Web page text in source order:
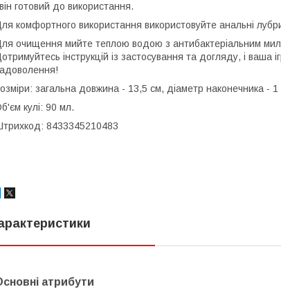
він готовий до використання.
комфортного використання використовуйте анальні
очищення мийте теплою водою з антибактеріальним
інструкцій із застосування та догляду, і
загальна довжина - 13,5 см, діаметр наконечника - 1
кулі: 90 мл.
8433345210483
атрибути